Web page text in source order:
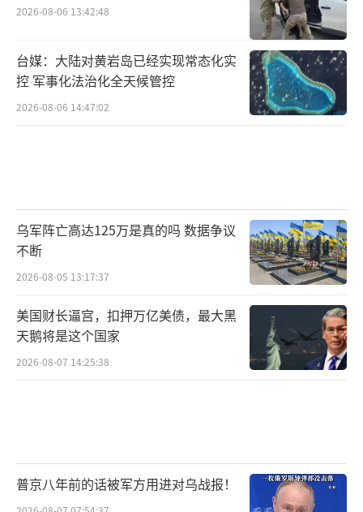
2026-08-06 13:42:48
台媒：大陆对黄岩岛已经实现常态化实
控 军事化法治化全天候管控
2026-08-06 14:47:02
乌军阵亡高达125万是真的吗 数据争议
不断
2026-08-05 13:17:37
美国财长逼宫，扣押万亿美债，最大黑
天鹅将是这个国家
2026-08-07 14:25:38
普京八年前的话被军方用进对乌战报！